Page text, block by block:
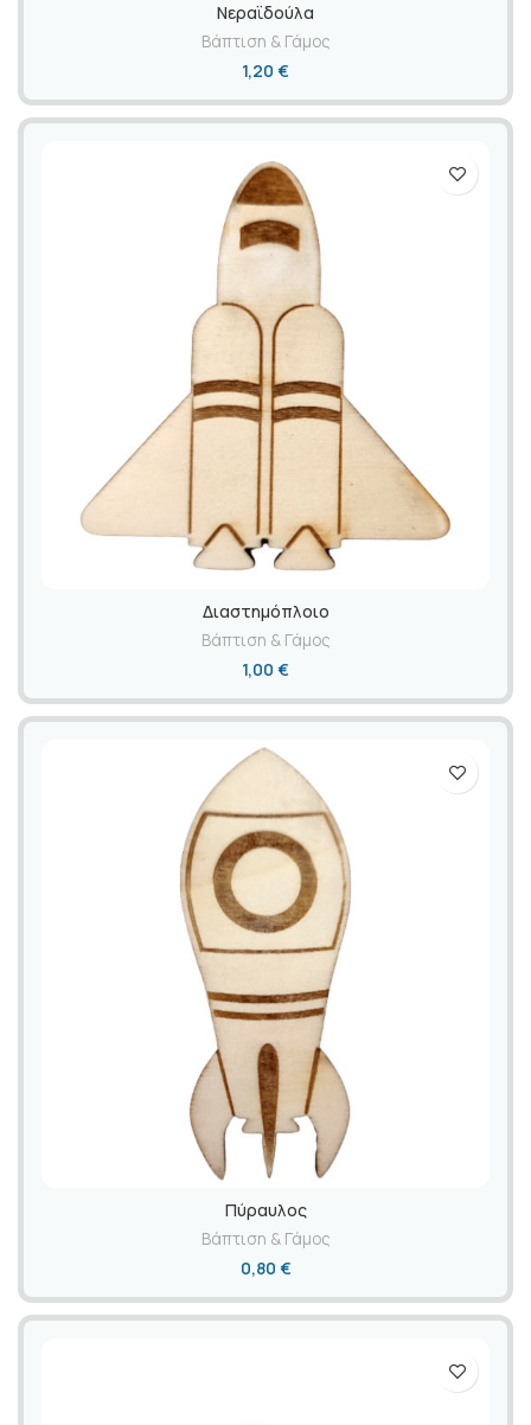
Νεραϊδούλα
Βάπτιση & Γάμος
1,20 €
Διαστημόπλοιο
Βάπτιση & Γάμος
1,00 €
Πύραυλος
Βάπτιση & Γάμος
0,80 €